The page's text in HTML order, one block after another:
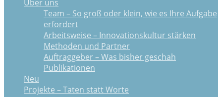
Über uns
Team – So groß oder klein, wie es Ihre Aufgabe
erfordert
Arbeitsweise – Innovationskultur stärken
Methoden und Partner
Auftraggeber – Was bisher geschah
Publikationen
Neu
Projekte – Taten statt Worte